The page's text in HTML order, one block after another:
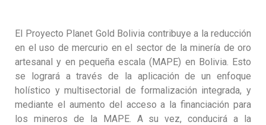
El Proyecto Planet Gold Bolivia contribuye a la reducción
en el uso de mercurio en el sector de la minería de oro
artesanal y en pequeña escala (MAPE) en Bolivia. Esto
se logrará a través de la aplicación de un enfoque
holístico y multisectorial de formalización integrada, y
mediante el aumento del acceso a la financiación para
los mineros de la MAPE. A su vez, conducirá a la